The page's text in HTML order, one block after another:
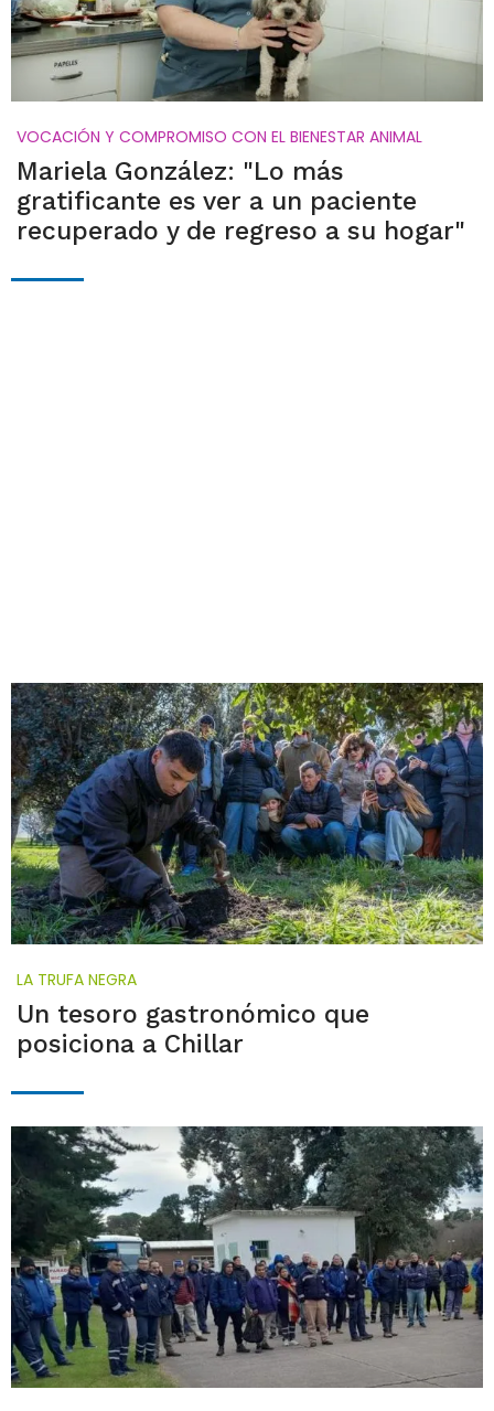
VOCACIÓN Y COMPROMISO CON EL BIENESTAR ANIMAL
Mariela González: "Lo más
gratificante es ver a un paciente
recuperado y de regreso a su hogar"
LA TRUFA NEGRA
Un tesoro gastronómico que
posiciona a Chillar